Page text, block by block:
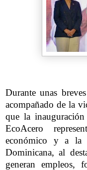
Durante unas
acompañado de la
que la
EcoAcero
económico y a la
Dominicana, al
generan empleos,